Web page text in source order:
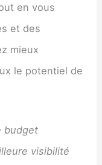
en vous
et des
mieux
le potentiel de
budget
visibilité